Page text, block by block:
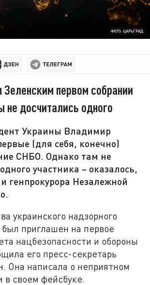
ФОТО: ЦАРЬГРАД
Зеленским первом собрании
не досчитались одного
Украины Владимир
(для себя, конечно)
СНБО. Однако там не
участника – оказалось,
генпрокурора Незалежной
украинского надзорного
приглашен на первое
нацбезопасности и обороны
его пресс-секретарь
Она написала о неприятном
в своем фейсбуке.